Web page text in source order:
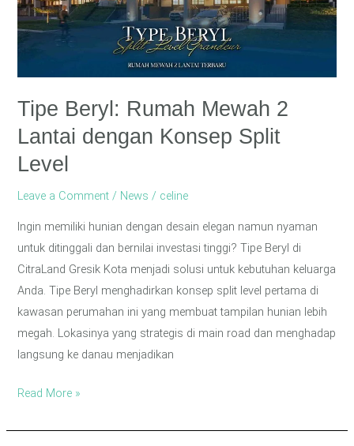
Tipe Beryl: Rumah Mewah 2
Lantai dengan Konsep Split
Level
Leave a Comment / News / celine
Ingin memiliki hunian dengan desain elegan namun nyaman
untuk ditinggali dan bernilai investasi tinggi? Tipe Beryl di
CitraLand Gresik Kota menjadi solusi untuk kebutuhan keluarga
Anda. Tipe Beryl menghadirkan konsep split level pertama di
kawasan perumahan ini yang membuat tampilan hunian lebih
megah. Lokasinya yang strategis di main road dan menghadap
langsung ke danau menjadikan
2
Lantai
Konsep
Split
Level
Read More »